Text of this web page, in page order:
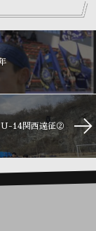
U-14関西遠征②